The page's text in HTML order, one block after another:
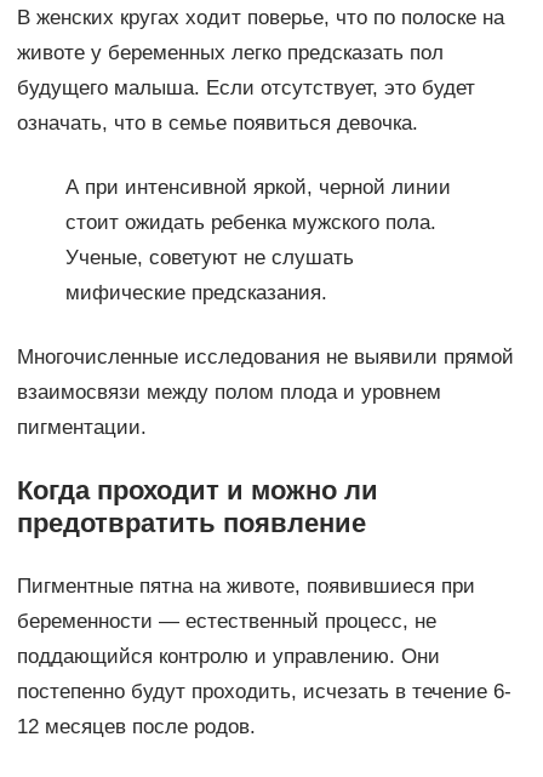
В женских кругах ходит поверье, что по полоске на
животе у беременных легко предсказать пол
будущего малыша. Если отсутствует, это будет
означать, что в семье появиться девочка.
А при интенсивной яркой, черной линии
стоит ожидать ребенка мужского пола.
Ученые, советуют не слушать
мифические предсказания.
Многочисленные исследования не выявили прямой
взаимосвязи между полом плода и уровнем
пигментации.
Когда проходит и можно ли
предотвратить появление
Пигментные пятна на животе, появившиеся при
беременности — естественный процесс, не
поддающийся контролю и управлению. Они
постепенно будут проходить, исчезать в течение 6-
12 месяцев после родов.